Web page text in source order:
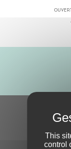
This
control